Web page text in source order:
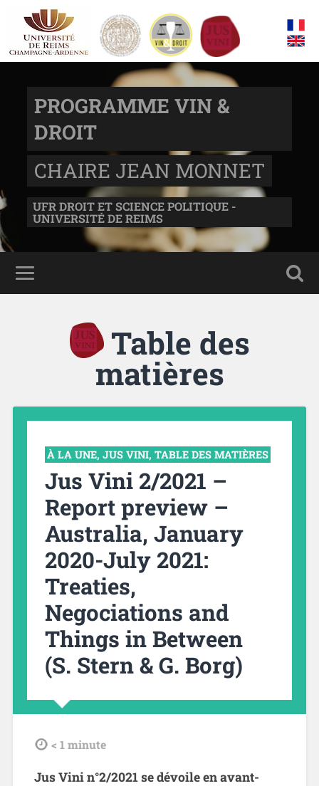
PROGRAMME VIN &
DROIT
CHAIRE JEAN MONNET
UFR DROIT ET SCIENCE POLITIQUE -
UNIVERSITÉ DE REIMS
Table des
matières
À LA UNE, JUS VINI, TABLE DES MATIÈRES
Jus Vini 2/2021 –
Report preview –
Australia, January
2020-July 2021:
Treaties,
Negociations and
Things in Between
(S. Stern & G. Borg)
tdl < 1 minute
Jus Vini n°2/2021 se dévoile en avant-